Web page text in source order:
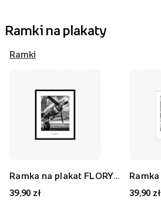
Ramki na plakaty
Ramki
39,90 zł
39,90 zł